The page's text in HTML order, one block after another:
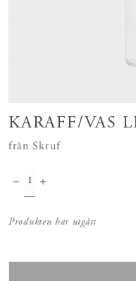
KARAFF/VAS
från Skruf
Produkten har utgått